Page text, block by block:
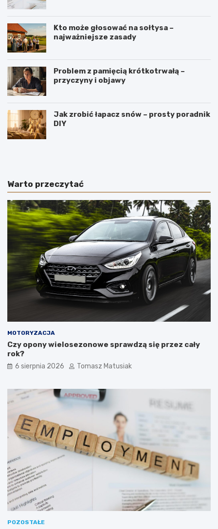
Kto może głosować na sołtysa –
najważniejsze zasady
Problem z pamięcią krótkotrwałą –
przyczyny i objawy
Jak zrobić łapacz snów – prosty poradnik
DIY
J
p
o
l
s
k
i
t
a
e
t
y
w
r
o
e
?
W
y
m
e
n
n
i
e
–
t
o
k
i
?
Warto przeczytać
MOTORYZACJA
Czy opony wielosezonowe sprawdzą się przez cały
rok?
6 sierpnia 2026 Tomasz Matusiak
POZOSTAŁE